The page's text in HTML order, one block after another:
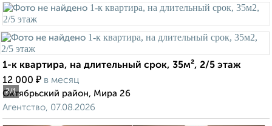
2/1
1-к квартира, на длительный срок, 35м², 2/5 этаж
12 000 ₽ в месяц
Октябрьский район, Мира 26
Агентство, 07.08.2026